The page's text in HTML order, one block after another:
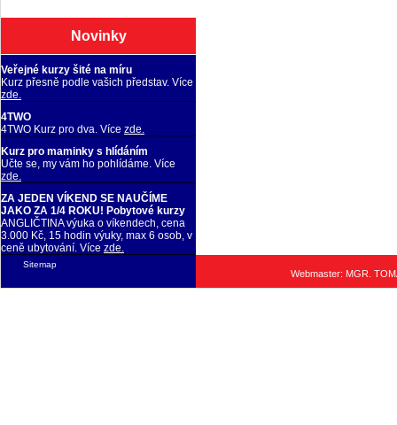
Novinky
Veřejné kurzy šité na míru
Kurz přesně podle vašich představ. Více
zde.
4TWO
4TWO Kurz pro dva. Více zde.
Kurz pro maminky s hlídáním
Učte se, my vám ho pohlídáme. Více
zde.
ZA JEDEN VÍKEND SE NAUČÍME
JAKO ZA 1/4 ROKU! Pobytové kurzy
ANGLIČTINA výuka o víkendech, cena
3.000 Kč, 15 hodin výuky, max 6 osob, v
ceně ubytování. Více zde.
Webmaster: MGR.
Sitemap